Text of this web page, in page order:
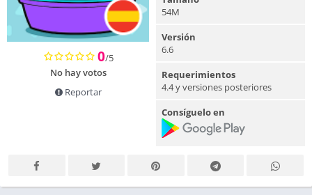
0/5
No hay votos
Reportar
54M
Versión
6.6
Requerimientos
4.4 y versiones posteriores
Consíguelo en